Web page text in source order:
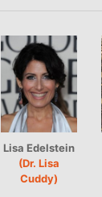
Lisa Edelstein
(Dr. Lisa
Cuddy)